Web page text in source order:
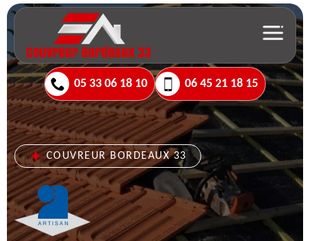
05 33 06 18 10 06 45 21 18 15
COUVREUR BORDEAUX 33